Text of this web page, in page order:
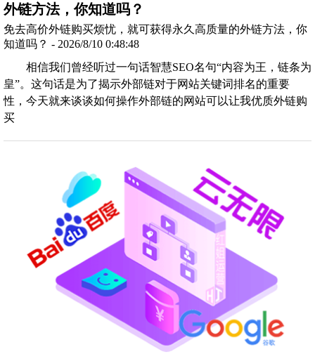
外链方法，你知道吗？
免去高价外链购买烦忧，就可获得永久高质量的外链方法，你
知道吗？ - 2026/8/10 0:48:48
相信我们曾经听过一句话智慧SEO名句“内容为王，链条为
皇”。这句话是为了揭示外部链对于网站关键词排名的重要
性，今天就来谈谈如何操作外部链的网站可以让我优质外链购
买